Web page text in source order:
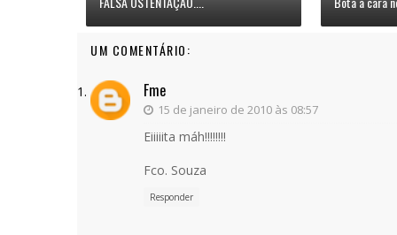
UM COMENTÁRIO:
Fme
15 de janeiro de 2010 às 08:57
Eiiiiita máh!!!!!!!!
Fco. Souza
Responder